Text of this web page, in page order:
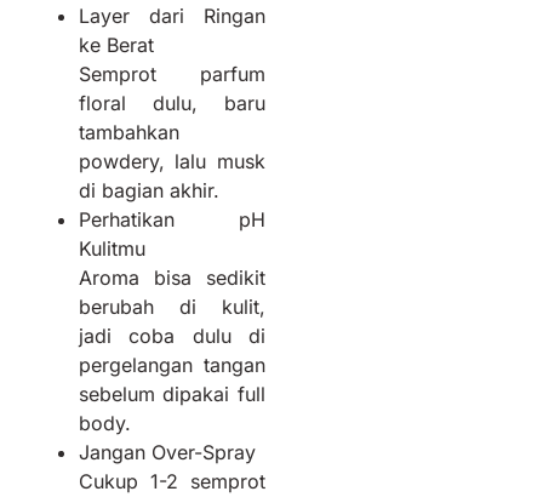
Layer dari Ringan
ke Berat
Semprot parfum
floral dulu, baru
tambahkan
powdery, lalu musk
di bagian akhir.
Perhatikan pH
Kulitmu
Aroma bisa sedikit
berubah di kulit,
jadi coba dulu di
pergelangan tangan
sebelum dipakai full
body.
Jangan Over-Spray
Cukup 1-2 semprot